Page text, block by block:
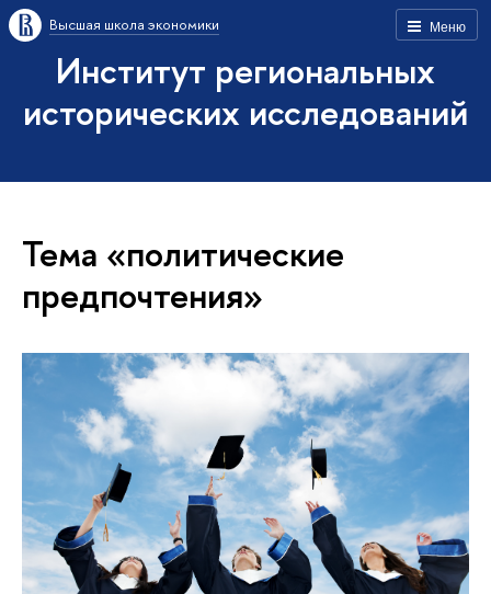
Меню
Высшая школа экономики
Институт региональных
исторических исследований
Тема «политические
предпочтения»